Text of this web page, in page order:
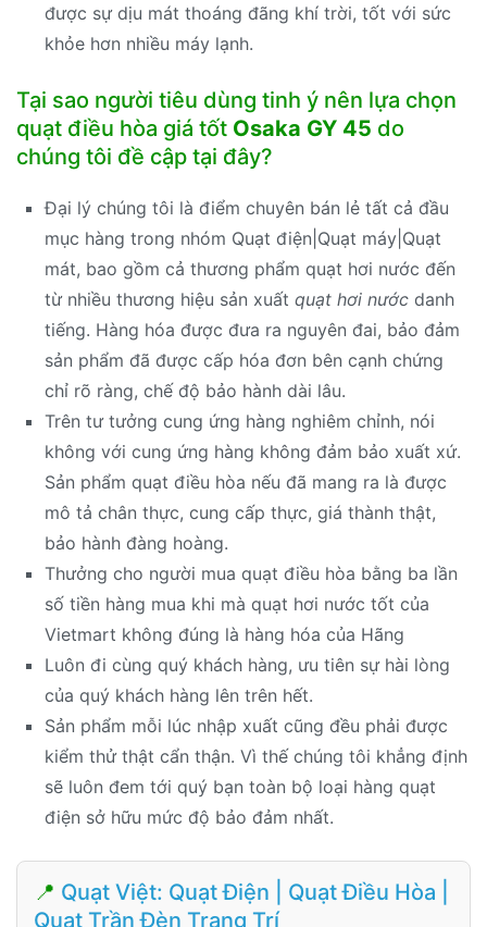
được sự dịu mát thoáng đãng khí trời, tốt với sức
khỏe hơn nhiều máy lạnh.
Tại sao người tiêu dùng tinh ý nên lựa chọn
quạt điều hòa giá tốt Osaka GY 45 do
chúng tôi đề cập tại đây?
Đại lý chúng tôi là điểm chuyên bán lẻ tất cả đầu
mục hàng trong nhóm Quạt điện|Quạt máy|Quạt
mát, bao gồm cả thương phẩm quạt hơi nước đến
từ nhiều thương hiệu sản xuất quạt hơi nướcdanh
tiếng. Hàng hóa được đưa ra nguyên đai, bảo đảm
sản phẩm đã được cấp hóa đơn bên cạnh chứng
chỉ rõ ràng, chế độ bảo hành dài lâu.
Trên tư tưởng cung ứng hàng nghiêm chỉnh, nói
không với cung ứng hàng không đảm bảo xuất xứ.
Sản phẩm quạt điều hòa nếu đã mang ra là được
mô tả chân thực, cung cấp thực, giá thành thật,
bảo hành đàng hoàng.
Thưởng cho người mua quạt điều hòa bằng ba lần
số tiền hàng mua khi mà quạt hơi nước tốt của
Vietmart không đúng là hàng hóa của Hãng
Luôn đi cùng quý khách hàng, ưu tiên sự hài lòng
của quý khách hàng lên trên hết.
Sản phẩm mỗi lúc nhập xuất cũng đều phải được
kiểm thử thật cẩn thận. Vì thế chúng tôi khẳng định
sẽ luôn đem tới quý bạn toàn bộ loại hàng quạt
điện sở hữu mức độ bảo đảm nhất.
📍 Quạt Việt: Quạt Điện | Quạt Điều Hòa |
Quạt Trần Đèn Trang Trí